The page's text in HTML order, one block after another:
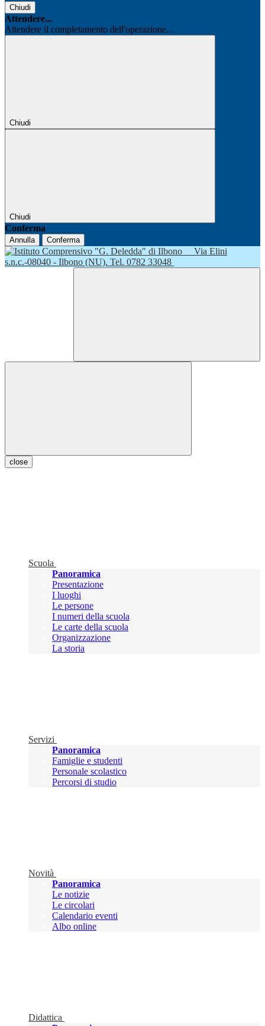
Chiudi
Attendere...
Attendere il completamento dell'operazione...
Chiudi
Chiudi
Conferma
Annulla Conferma
Via Elini
s.n.c.-08040 - Ilbono (NU). Tel. 0782 33048
close
Scuola
Panoramica
Presentazione
I luoghi
Le persone
I numeri della scuola
Le carte della scuola
Organizzazione
La storia
Servizi
Panoramica
Famiglie e studenti
Personale scolastico
Percorsi di studio
Novità
Panoramica
Le notizie
Le circolari
Calendario eventi
Albo online
Didattica